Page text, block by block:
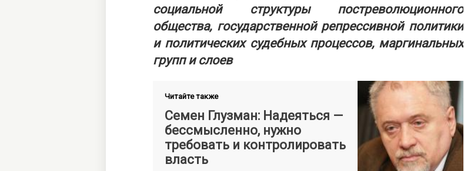
социальной структуры постреволюционного
общества, государственной репрессивной политики
и политических судебных процессов, маргинальных
групп и слоев
Читайте также
Семен Глузман: Надеяться —
бессмысленно, нужно
требовать и контролировать
власть